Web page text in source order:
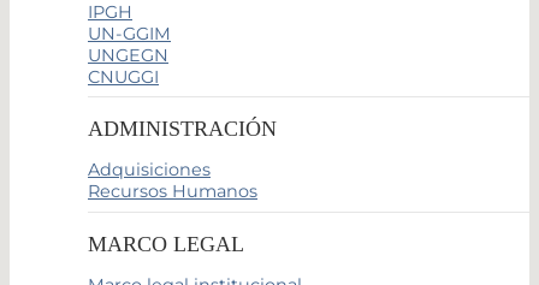
IPGH
UN-GGIM
UNGEGN
CNUGGI
ADMINISTRACIÓN
Adquisiciones
Recursos Humanos
MARCO LEGAL